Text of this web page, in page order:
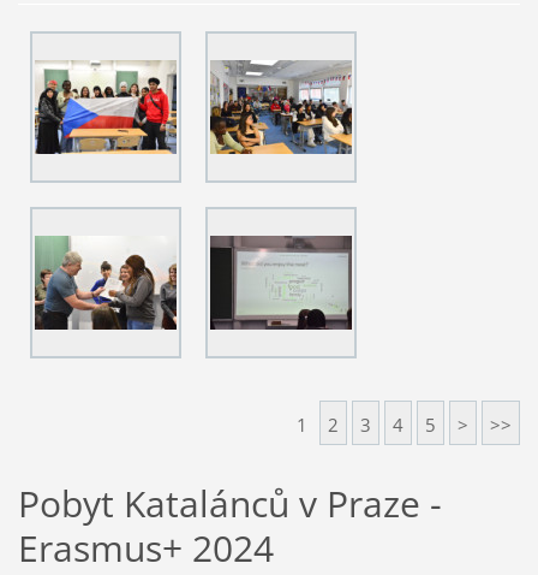
1 2 3 4 5 > >>
Pobyt Katalánců v Praze -
Erasmus+ 2024